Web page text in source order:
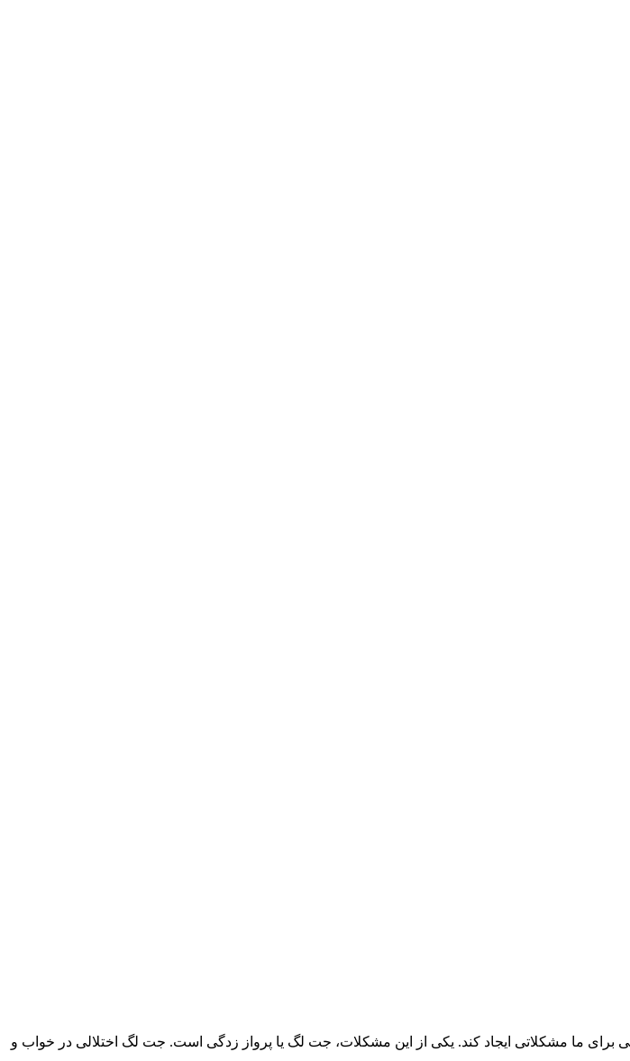
برای ما مشکلاتی ایجاد کند. یکی از این مشکلات، جت لگ یا پرواز زدگی است. جت لگ اختلالی در خواب و